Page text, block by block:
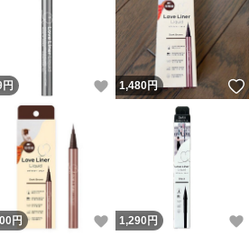
ね！
円 いいね！
1,480円
ね！
円 いいね！
1,290 円